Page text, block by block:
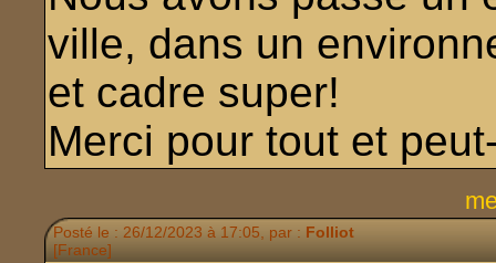
ville, dans un
et cadre super!
Merci pour tout et
Posté le : 26/12/2023 à 17:05, par : Folliot
[France]